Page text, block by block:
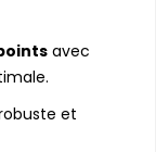
avec
et